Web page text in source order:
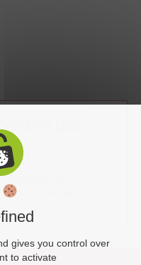
DES
fait
l’évêque
gives you control over
to activate